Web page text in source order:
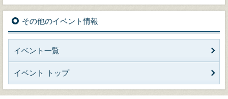
その他のイベント情報
イベント一覧
イベント トップ